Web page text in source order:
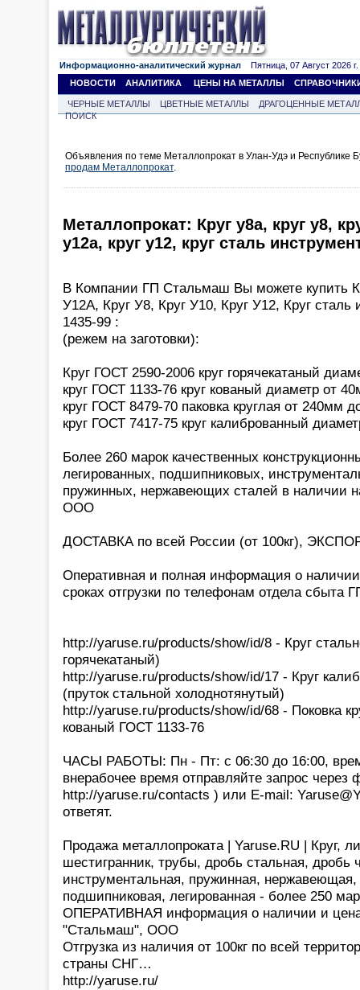
Информационно-аналитический журнал Пятница, 07 Август 2026 г.
НОВОСТИ
АНАЛИТИКА ЦЕНЫ НА МЕТАЛЛЫ
ЧЕРНЫЕ МЕТАЛЛЫ ЦВЕТНЫЕ МЕТАЛЛЫ
ДРАГОЦЕННЫЕ
ПОИСК
Объявления по теме Металлопрокат в Улан-Удэ и Республике
продам Металлопрокат.
Металлопрокат: Круг у8а, круг у8,
у12а, круг у12, круг сталь
В Компании ГП Стальмаш Вы можете купить
У12А, Круг У8, Круг У10, Круг У12, Круг
1435-99 :
(режем на заготовки):
Круг ГОСТ 2590-2006 круг горячекатаный
круг ГОСТ 1133-76 круг кованый диаметр от
круг ГОСТ 8479-70 паковка круглая от 240мм
круг ГОСТ 7417-75 круг калиброванный
Более 260 марок качественных
легированных, подшипниковых,
пружинных, нержавеющих сталей в наличии
ООО
ДОСТАВКА по всей России (от 100кг),
Оперативная и полная информация о
сроках отгрузки по телефонам отдела сбыта
http://yaruse.ru/products/show/id/8 - Круг
горячекатаный)
http://yaruse.ru/products/show/id/17 - Круг
(пруток стальной холоднотянутый)
http://yaruse.ru/products/show/id/68 - Поковка
кованый ГОСТ 1133-76
ЧАСЫ РАБОТЫ: Пн - Пт: с 06:30 до 16:00,
внерабочее время отправляйте запрос через
http://yaruse.ru/contacts ) или E-mail:
ответят.
Продажа металлопроката | Yaruse.RU | Круг,
шестигранник, трубы, дробь стальная, дробь
инструментальная, пружинная, нержавеющая,
подшипниковая, легированная - более 250
ОПЕРАТИВНАЯ информация о наличии и
"Стальмаш", ООО
Отгрузка из наличия от 100кг по всей
страны СНГ…
http://yaruse.ru/